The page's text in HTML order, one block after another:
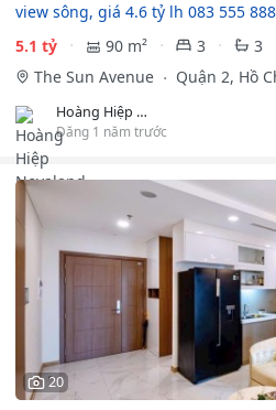
view sông, giá 4.6 tỷ lh 083 555
5.1 tỷ
90 m² 3
3
The Sun Avenue
Quận 2, Hồ
Hoàng Hiệp Novaland
Đăng 1 năm trước
20